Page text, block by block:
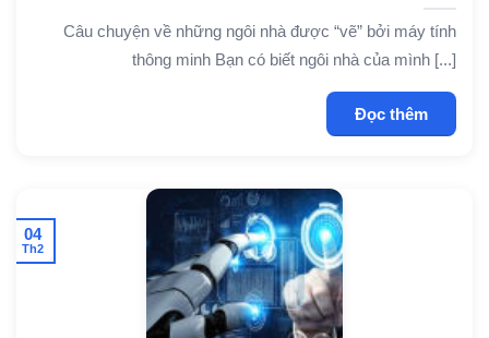
Câu chuyện về những ngôi nhà được “vẽ” bởi máy tính
thông minh Bạn có biết ngôi nhà của mình [...]
Đọc thêm
04
Th2